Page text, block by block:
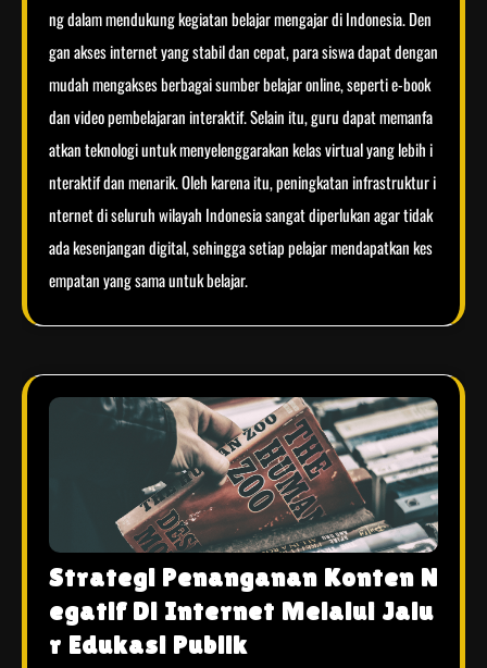
ng dalam mendukung kegiatan belajar mengajar di Indonesia. Den
gan akses internet yang stabil dan cepat, para siswa dapat dengan
mudah mengakses berbagai sumber belajar online, seperti e-book
dan video pembelajaran interaktif. Selain itu, guru dapat memanfa
atkan teknologi untuk menyelenggarakan kelas virtual yang lebih i
nteraktif dan menarik. Oleh karena itu, peningkatan infrastruktur i
nternet di seluruh wilayah Indonesia sangat diperlukan agar tidak
ada kesenjangan digital, sehingga setiap pelajar mendapatkan kes
empatan yang sama untuk belajar.
Strategi Penanganan Konten N
egatif Di Internet Melalui Jalu
r Edukasi Publik